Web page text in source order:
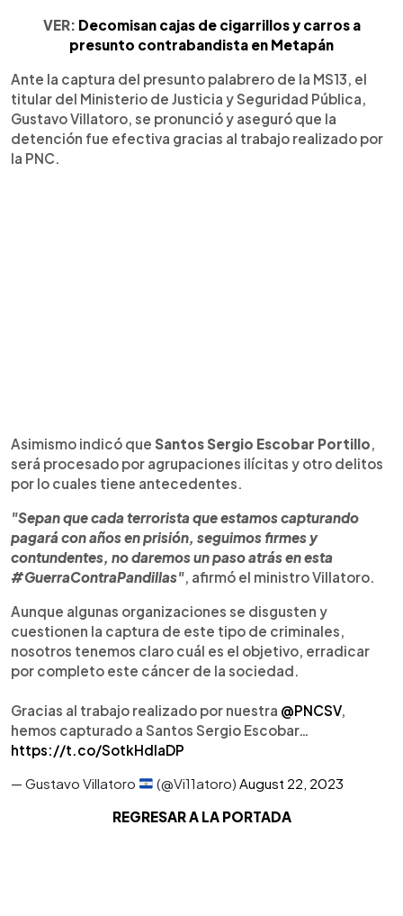
VER: Decomisan cajas de cigarrillos y carros a
presunto contrabandista en Metapán
Ante la captura del presunto palabrero de la MS13, el
titular del Ministerio de Justicia y Seguridad Pública,
Gustavo Villatoro, se pronunció y aseguró que la
detención fue efectiva gracias al trabajo realizado por
la PNC.
Asimismo indicó que Santos Sergio Escobar Portillo,
será procesado por agrupaciones ilícitas y otro delitos
por lo cuales tiene antecedentes.
"Sepan que cada terrorista que estamos capturando
pagará con años en prisión, seguimos firmes y
contundentes, no daremos un paso atrás en esta
#GuerraContraPandillas", afirmó el ministro Villatoro.
Aunque algunas organizaciones se disgusten y
cuestionen la captura de este tipo de criminales,
nosotros tenemos claro cuál es el objetivo, erradicar
por completo este cáncer de la sociedad.
Gracias al trabajo realizado por nuestra @PNCSV,
hemos capturado a Santos Sergio Escobar…
https://t.co/SotkHdIaDP
— Gustavo Villatoro
(@Vi11atoro)August 22, 2023
REGRESAR A LA PORTADA